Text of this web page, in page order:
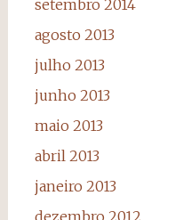
setembro 2014
agosto 2013
julho 2013
junho 2013
maio 2013
abril 2013
janeiro 2013
dezembro 2012